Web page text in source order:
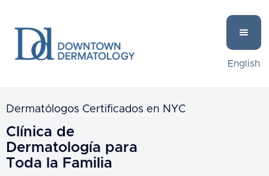
English
Dermatólogos Certificados en NYC
Clínica de
Dermatología para
Toda la Familia